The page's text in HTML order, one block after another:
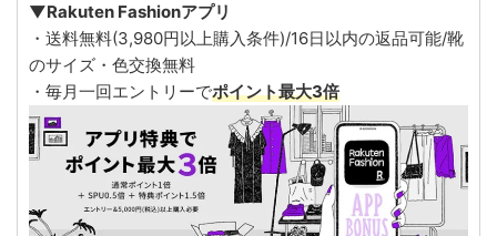
▼Rakuten Fashionアプリ
・送料無料(3,980円以上購入条件)/16日以内の返品可能/靴
のサイズ・色交換無料
・毎月一回エントリーでポイント最大3倍